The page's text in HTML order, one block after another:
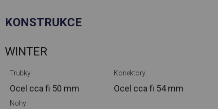
KONSTRUKCE
WINTER
Trubky
Ocel ccafi 50 mm
Konektory
Ocel ccafi 54 mm
Nohy